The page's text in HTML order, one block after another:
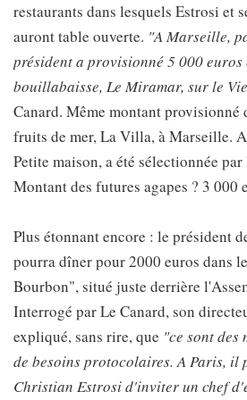
restaurants dans lesquels Estrosi et
auront table ouverte. "A Marseille,
président a provisionné 5 000 euros
bouillabaisse, Le Miramar, sur le
Canard. Même montant provisionné
fruits de mer, La Villa, à Marseille.
Petite maison, a été sélectionnée
Montant des futures agapes ? 3 000
Plus étonnant encore : le président
pourra dîner pour 2000 euros dans
Bourbon", situé juste derrière
Interrogé par Le Canard, son
expliqué, sans rire, que "ce sont des
de besoins protocolaires. A Paris, il
Christian Estrosi d'inviter un chef